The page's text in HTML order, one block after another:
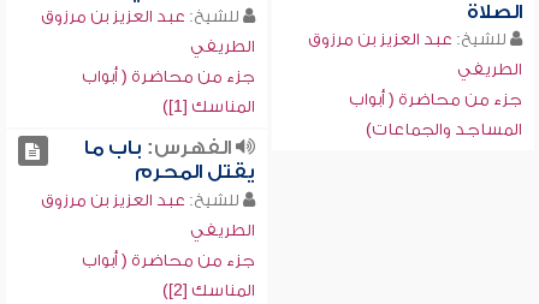
الصلاة
للشيخ: عبد العزيز بن مرزوق
الطريفي
جزء من محاضرة ( أبواب
المساجد والجماعات)
للشيخ: عبد العزيز بن مرزوق
الطريفي
جزء من محاضرة ( أبواب
المناسك [1])
الفهرس: باب ما
يقتل المحرم
للشيخ: عبد العزيز بن مرزوق
الطريفي
جزء من محاضرة ( أبواب
المناسك [2])